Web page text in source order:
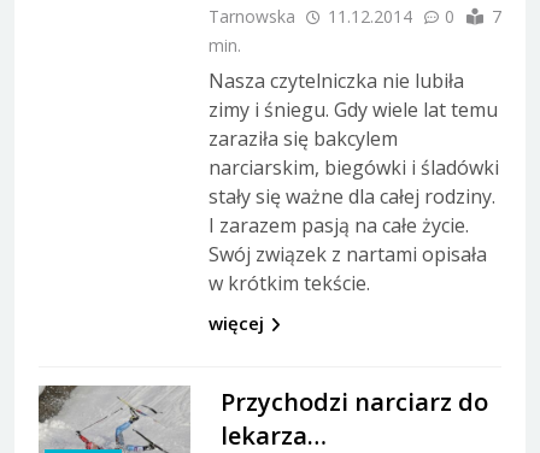
Tarnowska
11.12.2014 0
7
min.
Nasza czytelniczka nie lubiła
zimy i śniegu. Gdy wiele lat temu
zaraziła się bakcylem
narciarskim, biegówki i śladówki
stały się ważne dla całej rodziny.
I zarazem pasją na całe życie.
Swój związek z nartami opisała
w krótkim tekście.
więcej
Przychodzi narciarz do
lekarza…